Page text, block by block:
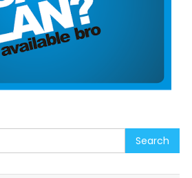
Search